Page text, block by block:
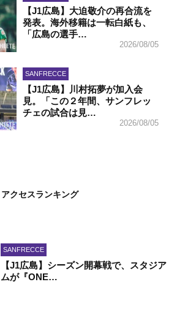
【J1広島】大迫敬介の再合流を
発表。海外移籍は一転白紙も、
「広島の選手…
2026/08/05
SANFRECCE
【J1広島】川村拓夢が加入会
見。「この２年間、サンフレッ
チェの試合は見…
2026/08/05
アクセスランキング
SANFRECCE
【J1広島】シーズン開幕戦で、スタジア
ムが『ONE…